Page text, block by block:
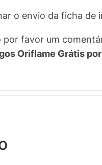
o envio da ficha
por favor um
Oriflame Grátis